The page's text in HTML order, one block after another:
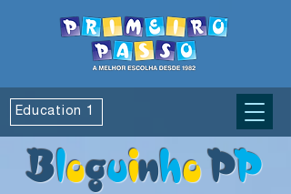
Education 1
BloguinhoPP